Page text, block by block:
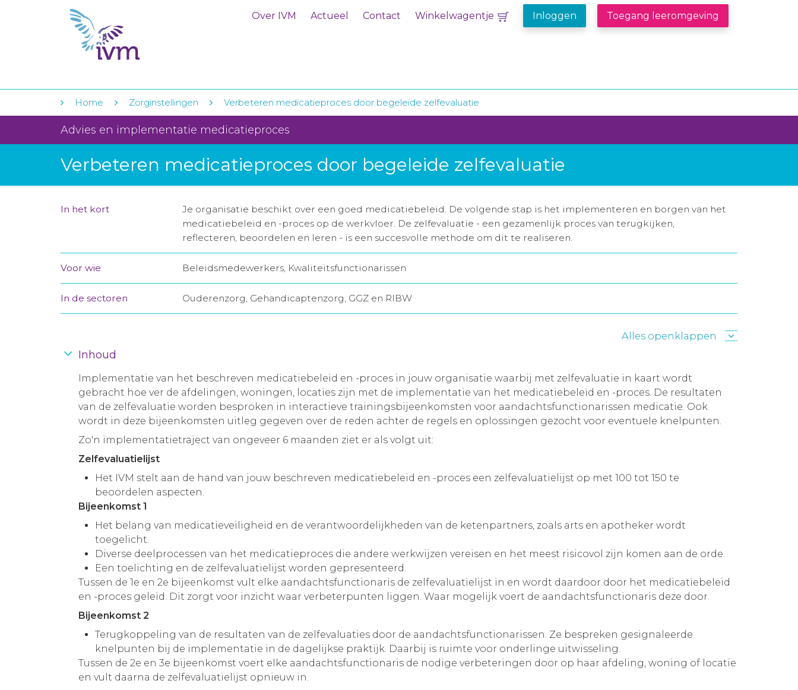
Over IVM Actueel Contact Winkelwagentje Inloggen Toegang leeromgeving
Home Zorginstellingen Verbeteren medicatieproces door begeleide zelfevaluatie
Advies en implementatie medicatieproces
Verbeteren medicatieproces door begeleide zelfevaluatie
In het kort
Je organisatie beschikt over een goed medicatiebeleid. De volgende stap is het implementeren en borgen van het
medicatiebeleid en -proces op de werkvloer. De zelfevaluatie - een gezamenlijk proces van terugkijken,
reflecteren, beoordelen en leren - is een succesvolle methode om dit te realiseren.
Voor wie Beleidsmedewerkers, Kwaliteitsfunctionarissen
In de sectoren Ouderenzorg, Gehandicaptenzorg, GGZ en RIBW
Alles openklappen
Inhoud
Implementatie van het beschreven medicatiebeleid en -proces in jouw organisatie waarbij met zelfevaluatie in kaart wordt
gebracht hoe ver de afdelingen, woningen, locaties zijn met de implementatie van het medicatiebeleid en -proces. De resultaten
van de zelfevaluatie worden besproken in interactieve trainingsbijeenkomsten voor aandachtsfunctionarissen medicatie. Ook
wordt in deze bijeenkomsten uitleg gegeven over de reden achter de regels en oplossingen gezocht voor eventuele knelpunten.
Zo'n implementatietraject van ongeveer 6 maanden ziet er als volgt uit:
Zelfevaluatielijst
Het IVM stelt aan de hand van jouw beschreven medicatiebeleid en -proces een zelfevaluatielijst op met 100 tot 150 te
beoordelen aspecten.
Bijeenkomst 1
Het belang van medicatieveiligheid en de verantwoordelijkheden van de ketenpartners, zoals arts en apotheker wordt
toegelicht.
Diverse deelprocessen van het medicatieproces die andere werkwijzen vereisen en het meest risicovol zijn komen aan de orde.
Een toelichting en de zelfevaluatielijst worden gepresenteerd.
Tussen de 1e en 2e bijeenkomst vult elke aandachtsfunctionaris de zelfevaluatielijst in en wordt daardoor door het medicatiebeleid
en -proces geleid. Dit zorgt voor inzicht waar verbeterpunten liggen. Waar mogelijk voert de aandachtsfunctionaris deze door.
Bijeenkomst 2
Terugkoppeling van de resultaten van de zelfevaluaties door de aandachtsfunctionarissen. Ze bespreken gesignaleerde
knelpunten bij de implementatie in de dagelijkse praktijk. Daarbij is ruimte voor onderlinge uitwisseling.
Tussen de 2e en 3e bijeenkomst voert elke aandachtsfunctionaris de nodige verbeteringen door op haar afdeling, woning of locatie
en vult daarna de zelfevaluatielijst opnieuw in.